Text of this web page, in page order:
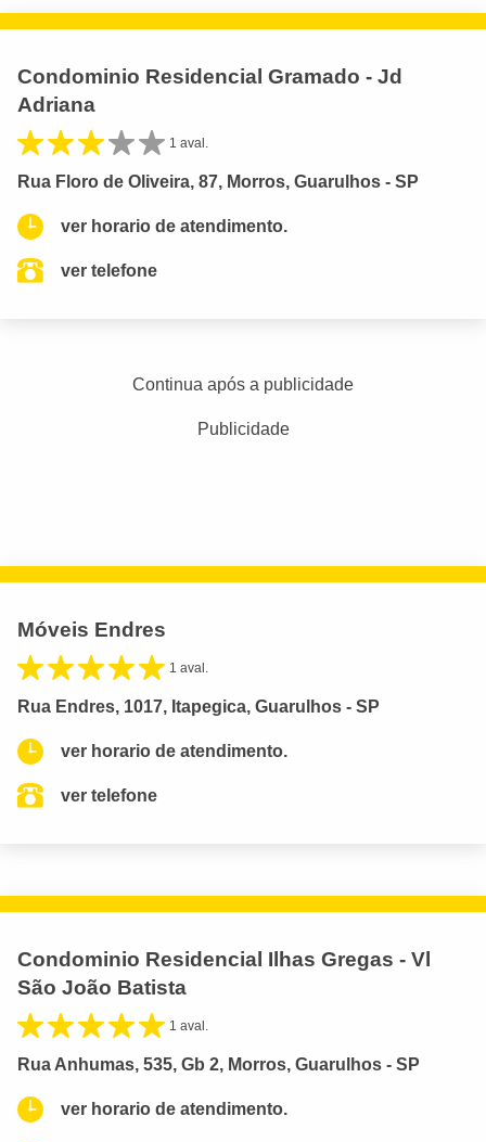
Condominio Residencial Gramado - Jd
Adriana
1 aval.
Rua Floro de Oliveira, 87, Morros, Guarulhos - SP
ver horario de atendimento.
ver telefone
Continua após a publicidade
Publicidade
Móveis Endres
1 aval.
Rua Endres, 1017, Itapegica, Guarulhos - SP
ver horario de atendimento.
ver telefone
Condominio Residencial Ilhas Gregas - Vl
São João Batista
1 aval.
Rua Anhumas, 535, Gb 2, Morros, Guarulhos - SP
ver horario de atendimento.